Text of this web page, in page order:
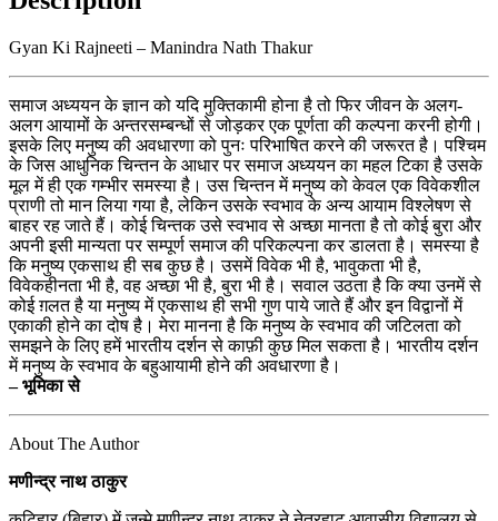
Gyan Ki Rajneeti – Manindra Nath Thakur
समाज अध्ययन के ज्ञान को यदि मुक्तिकामी होना है तो फिर जीवन के अलग-
अलग आयामों के अन्तरसम्बन्धों से जोड़कर एक पूर्णता की कल्पना करनी होगी।
इसके लिए मनुष्य की अवधारणा को पुनः परिभाषित करने की जरूरत है। पश्चिम
के जिस आधुनिक चिन्तन के आधार पर समाज अध्ययन का महल टिका है उसके
मूल में ही एक गम्भीर समस्या है। उस चिन्तन में मनुष्य को केवल एक विवेकशील
प्राणी तो मान लिया गया है, लेकिन उसके स्वभाव के अन्य आयाम विश्लेषण से
बाहर रह जाते हैं। कोई चिन्तक उसे स्वभाव से अच्छा मानता है तो कोई बुरा और
अपनी इसी मान्यता पर सम्पूर्ण समाज की परिकल्पना कर डालता है। समस्या है
कि मनुष्य एकसाथ ही सब कुछ है। उसमें विवेक भी है, भावुकता भी है,
विवेकहीनता भी है, वह अच्छा भी है, बुरा भी है। सवाल उठता है कि क्या उनमें से
कोई ग़लत है या मनुष्य में एकसाथ ही सभी गुण पाये जाते हैं और इन विद्वानों में
एकाकी होने का दोष है। मेरा मानना है कि मनुष्य के स्वभाव की जटिलता को
समझने के लिए हमें भारतीय दर्शन से काफ़ी कुछ मिल सकता है। भारतीय दर्शन
में मनुष्य के स्वभाव के बहुआयामी होने की अवधारणा है।
– भूमिका से
About The Author
मणीन्द्र नाथ ठाकुर